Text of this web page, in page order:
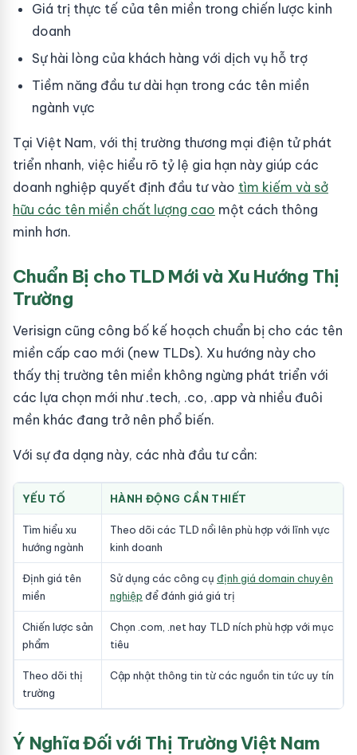
Giá trị thực tế của tên miền trong chiến lược kinh
doanh
Sự hài lòng của khách hàng với dịch vụ hỗ trợ
Tiềm năng đầu tư dài hạn trong các tên miền
ngành vực
Tại Việt Nam, với thị trường thương mại điện tử phát
triển nhanh, việc hiểu rõ tỷ lệ gia hạn này giúp các
doanh nghiệp quyết định đầu tư vào tìm kiếm và sở
hữu các tên miền chất lượng cao một cách thông
minh hơn.
Chuẩn Bị cho TLD Mới và Xu Hướng Thị
Trường
Verisign cũng công bố kế hoạch chuẩn bị cho các tên
miền cấp cao mới (new TLDs). Xu hướng này cho
thấy thị trường tên miền không ngừng phát triển với
các lựa chọn mới như .tech, .co, .app và nhiều đuôi
mền khác đang trở nên phổ biến.
Với sự đa dạng này, các nhà đầu tư cần:
YẾU TỐ HÀNH ĐỘNG CẦN THIẾT
Tìm hiểu xu
hướng ngành
Theo dõi các TLD nổi lên phù hợp với lĩnh vực
kinh doanh
Định giá tên
miền
Sử dụng các công cụ định giá domain chuyên
nghiệp để đánh giá giá trị
Chiến lược sản
phẩm
Chọn .com, .net hay TLD ních phù hợp với mục
tiêu
Theo dõi thị
trường
Cập nhật thông tin từ các nguồn tin tức uy tín
Ý Nghĩa Đối với Thị Trường Việt Nam